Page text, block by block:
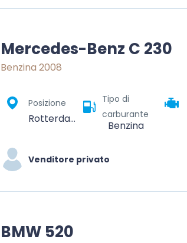
Mercedes-Benz C 230
Benzina 2008
Posizione
Rotterdam, Zuid-Holland, Nederland
Tipo di
carburante
Benzina
Venditore privato
BMW 520